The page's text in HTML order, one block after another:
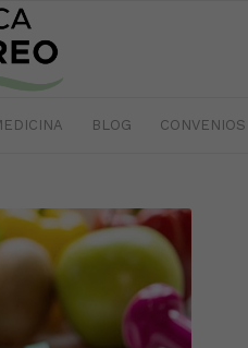
BLOG CONVENIOS